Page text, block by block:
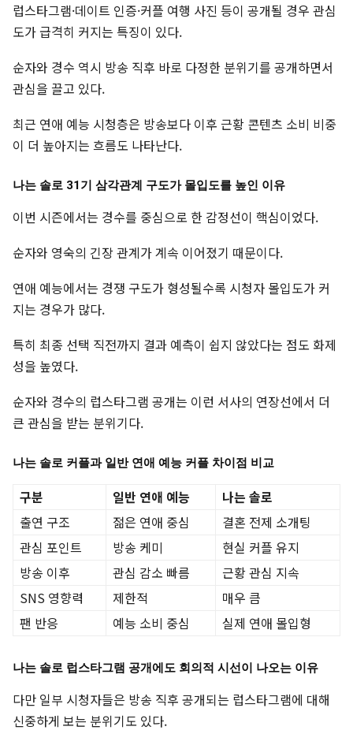
럽스타그램·데이트 인증·커플 여행 사진 등이 공개될 경우 관심
도가 급격히 커지는 특징이 있다.
순자와 경수 역시 방송 직후 바로 다정한 분위기를 공개하면서
관심을 끌고 있다.
최근 연애 예능 시청층은 방송보다 이후 근황 콘텐츠 소비 비중
이 더 높아지는 흐름도 나타난다.
나는 솔로 31기 삼각관계 구도가 몰입도를 높인 이유
이번 시즌에서는 경수를 중심으로 한 감정선이 핵심이었다.
순자와 영숙의 긴장 관계가 계속 이어졌기 때문이다.
연애 예능에서는 경쟁 구도가 형성될수록 시청자 몰입도가 커
지는 경우가 많다.
특히 최종 선택 직전까지 결과 예측이 쉽지 않았다는 점도 화제
성을 높였다.
순자와 경수의 럽스타그램 공개는 이런 서사의 연장선에서 더
큰 관심을 받는 분위기다.
나는 솔로 커플과 일반 연애 예능 커플 차이점 비교
구분 일반 연애 예능
나는 솔로
출연 구조
젊은 연애 중심
결혼 전제 소개팅
관심 포인트
방송 케미
현실 커플 유지
방송 이후
관심 감소 빠름
근황 관심 지속
SNS 영향력
제한적
매우 큼
팬 반응
예능 소비 중심 실제 연애 몰입형
나는 솔로 럽스타그램 공개에도 회의적 시선이 나오는 이유
다만 일부 시청자들은 방송 직후 공개되는 럽스타그램에 대해
신중하게 보는 분위기도 있다.